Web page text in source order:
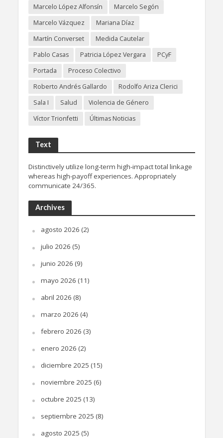
Marcelo López Alfonsín
Marcelo Segón
Marcelo Vázquez
Mariana Díaz
Martín Converset
Medida Cautelar
Pablo Casas
Patricia López Vergara
PCyF
Portada
Proceso Colectivo
Roberto Andrés Gallardo
Rodolfo Ariza Clerici
Sala I
Salud
Violencia de Género
Víctor Trionfetti
Últimas Noticias
Text
Distinctively utilize long-term high-impact total linkage
whereas high-payoff experiences. Appropriately
communicate 24/365.
Archives
agosto 2026 (2)
julio 2026 (5)
junio 2026 (9)
mayo 2026 (11)
abril 2026 (8)
marzo 2026 (4)
febrero 2026 (3)
enero 2026 (2)
diciembre 2025 (15)
noviembre 2025 (6)
octubre 2025 (13)
septiembre 2025 (8)
agosto 2025 (5)